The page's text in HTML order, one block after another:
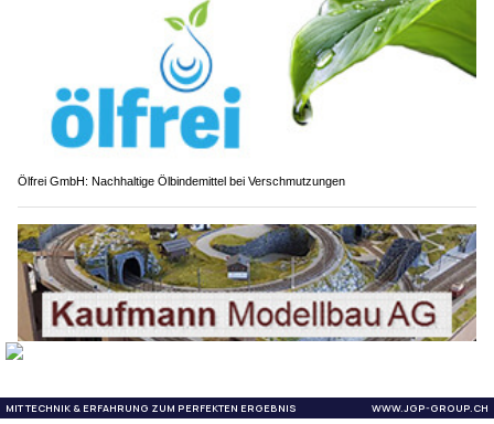
Ölfrei GmbH: Nachhaltige Ölbindemittel bei Verschmutzungen
Ihre Vision im Modell – umgesetzt von der Kaufmann Modellbau AG